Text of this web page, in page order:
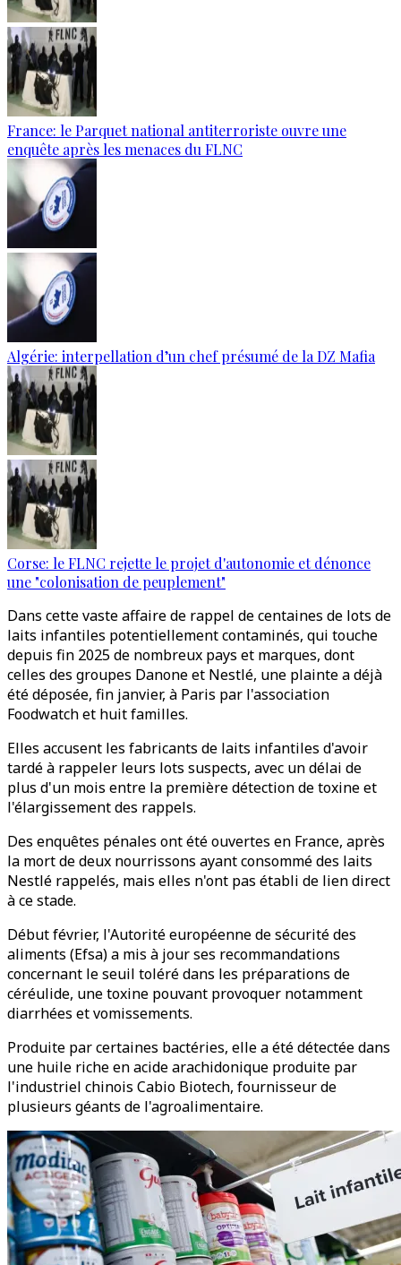
France: le Parquet national antiterroriste ouvre une
enquête après les menaces du FLNC
Algérie: interpellation d’un chef présumé de la DZ Mafia
Corse: le FLNC rejette le projet d'autonomie et dénonce
une "colonisation de peuplement"
Dans cette vaste affaire de rappel de centaines de lots de
laits infantiles potentiellement contaminés, qui touche
depuis fin 2025 de nombreux pays et marques, dont
celles des groupes Danone et Nestlé, une plainte a déjà
été déposée, fin janvier, à Paris par l'association
Foodwatch et huit familles.
Elles accusent les fabricants de laits infantiles d'avoir
tardé à rappeler leurs lots suspects, avec un délai de
plus d'un mois entre la première détection de toxine et
l'élargissement des rappels.
Des enquêtes pénales ont été ouvertes en France, après
la mort de deux nourrissons ayant consommé des laits
Nestlé rappelés, mais elles n'ont pas établi de lien direct
à ce stade.
Début février, l'Autorité européenne de sécurité des
aliments (Efsa) a mis à jour ses recommandations
concernant le seuil toléré dans les préparations de
céréulide, une toxine pouvant provoquer notamment
diarrhées et vomissements.
Produite par certaines bactéries, elle a été détectée dans
une huile riche en acide arachidonique produite par
l'industriel chinois Cabio Biotech, fournisseur de
plusieurs géants de l'agroalimentaire.